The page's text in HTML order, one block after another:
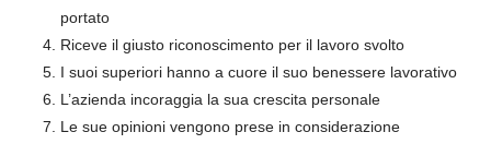
portato
Riceve il giusto riconoscimento per il lavoro svolto
I suoi superiori hanno a cuore il suo benessere lavorativo
L’azienda incoraggia la sua crescita personale
Le sue opinioni vengono prese in considerazione